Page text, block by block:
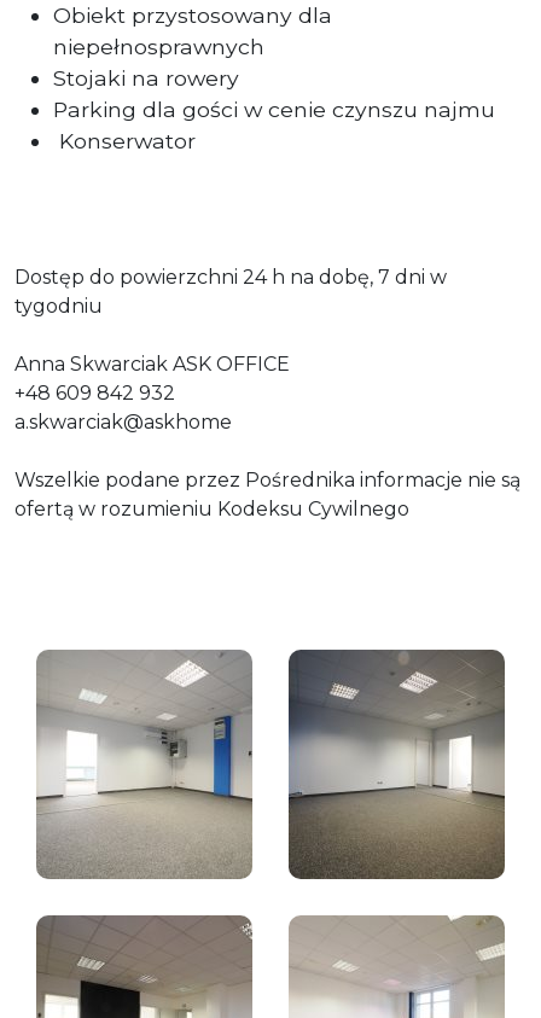
Obiekt przystosowany dla
niepełnosprawnych
Stojaki na rowery
Parking dla gości w cenie czynszu najmu
Konserwator
Dostęp do powierzchni 24 h na dobę, 7 dni w
tygodniu
Anna Skwarciak ASK OFFICE
+48 609 842 932
a.skwarciak@askhome
Wszelkie podane przez Pośrednika informacje nie są
ofertą w rozumieniu Kodeksu Cywilnego